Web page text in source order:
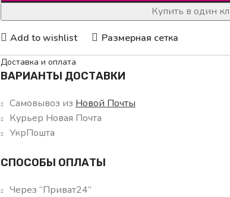
Купить в один
Add to wishlist Размерная сетка
Доставка и оплата
ВАРИАНТЫ ДОСТАВКИ
Самовывоз из Новой Почты
Курьер Новая Почта
УкрПошта
СПОСОБЫ ОПЛАТЫ
Через “Приват24”